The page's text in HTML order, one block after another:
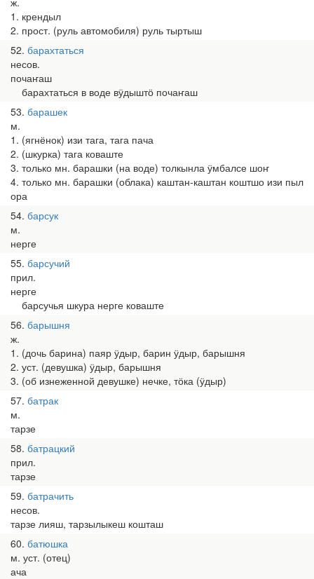
1. крендыл
2. прост. (руль автомобиля) руль тыртыш
52 барахтаться
несов.
почаҥаш
барахтаться в воде вӱдыштӧ почаҥаш
53 барашек
м.
1. (ягнёнок) изи тага, тага пача
2. (шкурка) тага коваште
3. только мн. барашки (на воде) толкынла ӱмбалсе шоҥ
4. только мн. барашки (облака) каштан-каштан коштшо изи пыл
ора
54 барсук
м.
нерге
55 барсучий
прил.
нерге
барсучья шкура нерге коваште
56 барышня
ж.
1. (дочь барина) паяр ӱдыр, барин ӱдыр, барышня
2. уст. (девушка) ӱдыр, барышня
3. (об изнеженной девушке) нечке, тӧка (ӱдыр)
57 батрак
м.
тарзе
58 батрацкий
прил.
тарзе
59 батрачить
несов.
тарзе лияш, тарзылыкеш кошташ
60 батюшка
м. уст. (отец)
ача